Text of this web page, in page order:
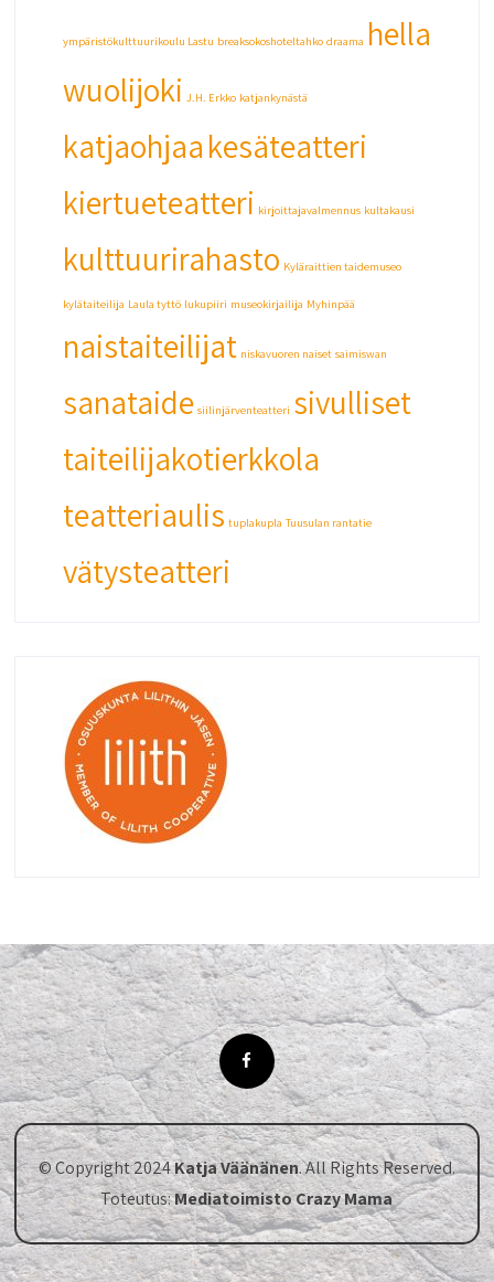
ympäristökulttuurikoulu Lastu breaksokoshoteltahko draama hella
wuolijoki J.H. Erkko katjankynästä
katjaohjaakesäteatteri
kiertueteatteri kirjoittajavalmennus kultakausi
kulttuurirahasto Kyläraittien taidemuseo
kylätaiteilija Laula tyttö lukupiiri museokirjailija Myhinpää
naistaiteilijat niskavuoren naiset saimiswan
sanataide siilinjärventeatteri sivulliset
taiteilijakotierkkola
teatteriaulis tuplakupla Tuusulan rantatie
vätysteatteri
© Copyright 2024Katja Väänänen. All Rights Reserved.
Toteutus:Mediatoimisto Crazy Mama